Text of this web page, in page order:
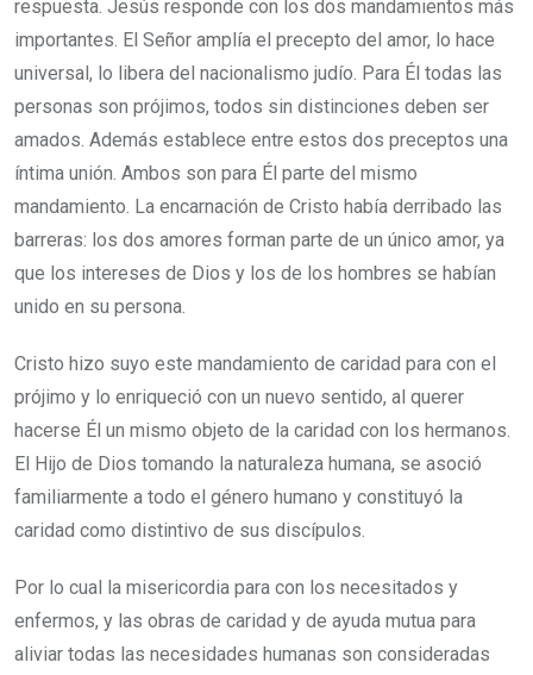
respuesta. Jesús responde con los dos mandamientos más
importantes. El Señor amplía el precepto del amor, lo hace
universal, lo libera del nacionalismo judío. Para Él todas las
personas son prójimos, todos sin distinciones deben ser
amados. Además establece entre estos dos preceptos una
íntima unión. Ambos son para Él parte del mismo
mandamiento. La encarnación de Cristo había derribado las
barreras: los dos amores forman parte de un único amor, ya
que los intereses de Dios y los de los hombres se habían
unido en su persona.
Cristo hizo suyo este mandamiento de caridad para con el
prójimo y lo enriqueció con un nuevo sentido, al querer
hacerse Él un mismo objeto de la caridad con los hermanos.
El Hijo de Dios tomando la naturaleza humana, se asoció
familiarmente a todo el género humano y constituyó la
caridad como distintivo de sus discípulos.
Por lo cual la misericordia para con los necesitados y
enfermos, y las obras de caridad y de ayuda mutua para
aliviar todas las necesidades humanas son consideradas